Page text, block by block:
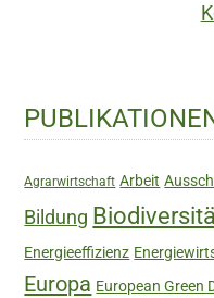
Haupt-
Sidebar
Agrarwirtschaft Arbeit
Bildung
Energieeffizienz
Europa European Green